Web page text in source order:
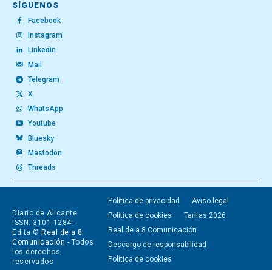
SÍGUENOS
Facebook
Instagram
Linkedin
Mail
Telegram
X
WhatsApp
Youtube
Bluesky
Mastodon
Threads
Diario de Alicante
ISSN: 3101-1284 -
Edita © Real de a 8
Comunicación - Todos
los derechos
reservados
Política de privacidad
Aviso legal
Política de cookies
Tarifas 2026
Real de a 8 Comunicación
Descargo de responsabilidad
Política de cookies